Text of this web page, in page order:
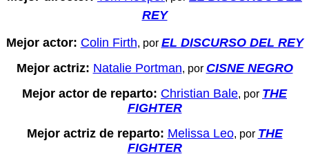
REY
Mejor actor: Colin Firth, por EL DISCURSO DEL REY
Mejor actriz: Natalie Portman, por CISNE NEGRO
Mejor actor de reparto: Christian Bale, por THE
FIGHTER
Mejor actriz de reparto: Melissa Leo, por THE
FIGHTER